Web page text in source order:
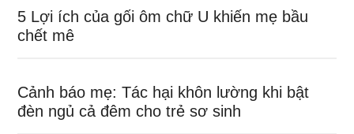
5 Lợi ích của gối ôm chữ U khiến mẹ bầu
chết mê
Cảnh báo mẹ: Tác hại khôn lường khi bật
đèn ngủ cả đêm cho trẻ sơ sinh